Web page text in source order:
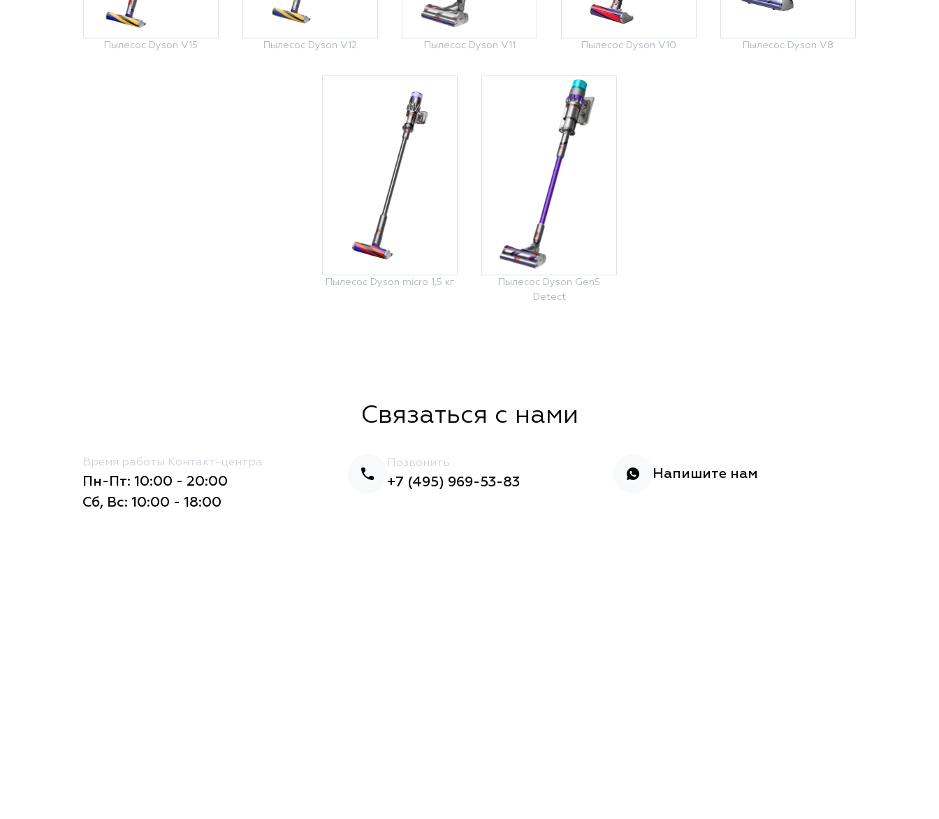
Пылесос Dyson V15 Пылесос Dyson V12 Пылесос Dyson V11 Пылесос Dyson V10 Пылесос Dyson V8
Пылесос Dyson micro 1,5 кг
Пылесос Dyson Gen5
Detect
Связаться с нами
Время работы Контакт-центра
Пн-Пт: 10:00 - 20:00
Сб, Вс: 10:00 - 18:00
Позвонить
+7 (495) 969-53-83
Напишите нам